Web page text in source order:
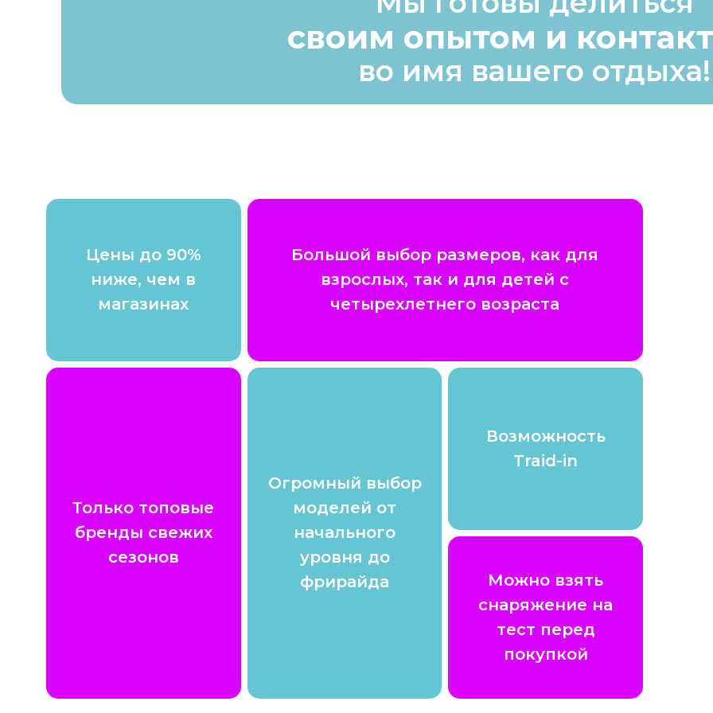
своим опытом и
во имя вашего отдыха!
Цены до 90%
ниже, чем в
магазинах
Только топовые
бренды свежих
сезонов
Большой выбор размеров, как для
взрослых, так и для детей с
четырехлетнего возраста
Огромный выбор
моделей от
начального
уровня до
фрирайда
Возможность
Traid-in
Можно взять
снаряжение на
тест перед
покупкой